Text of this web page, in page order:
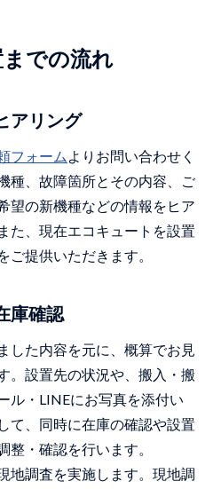
での流れ
アリング
フォーム よりお問い合わせく
種、故障箇所とその内容、ご
望の新機種などの情報をヒア
た、現在エコキュートを設置
ご提供いただきます。
庫確認
した内容を元に、概算でお見
。設置先の状況や、搬入・搬
ル・LINEにお写真を添付い
て、同時に在庫の確認や設置
整・確認を行います。
地調査を実施します。現地調